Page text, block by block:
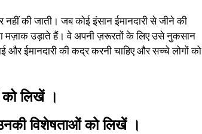
की जाती। जब कोई इंसान ईमानदारी से जीने की
मज़ाक उड़ाते हैं। वे अपनी ज़रूरतों के लिए उसे नुकसान
ईमानदारी की कद्र करनी चाहिए और सच्चे लोगों को
को लिखें ।
विशेषताओं को लिखें ।